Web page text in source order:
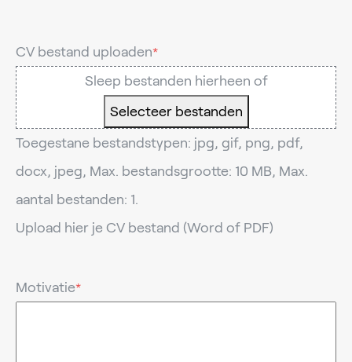
CV bestand uploaden*
Sleep bestanden hierheen of
Selecteer bestanden
Toegestane bestandstypen: jpg, gif, png, pdf,
docx, jpeg, Max. bestandsgrootte: 10 MB, Max.
aantal bestanden: 1.
Upload hier je CV bestand (Word of PDF)
Motivatie*